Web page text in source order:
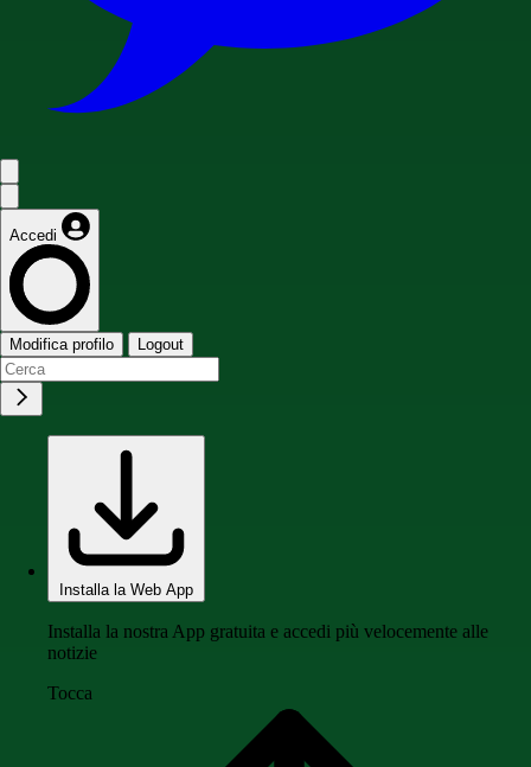
Accedi
Modifica profilo Logout
Installa la Web App
Installa la nostra App gratuita e accedi più velocemente alle
notizie
Tocca